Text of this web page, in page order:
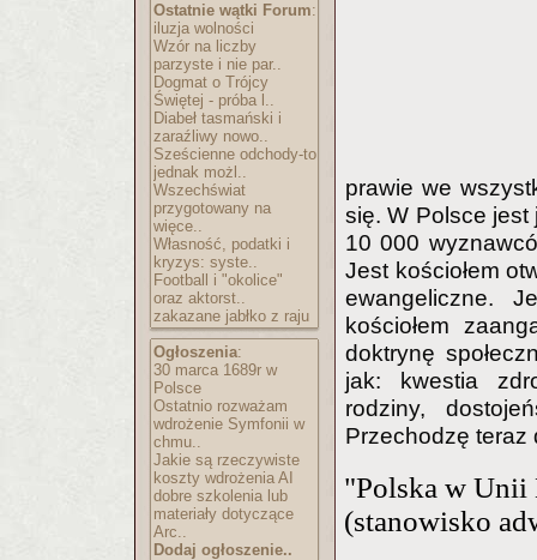
Ostatnie wątki Forum:
iluzja wolności
Wzór na liczby
parzyste i nie par..
Dogmat o Trójcy
Świętej - próba l..
Diabeł tasmański i
zaraźliwy nowo..
Sześcienne odchody-to
jednak możl..
Wszechświat
przygotowany na
więce..
Własność, podatki i
kryzys: syste..
Football i "okolice"
oraz aktorst..
zakazane jabłko z raju
Ogłoszenia:
30 marca 1689r w
Polsce
Ostatnio rozważam
wdrożenie Symfonii w
chmu..
Jakie są rzeczywiste
koszty wdrożenia AI
dobre szkolenia lub
materiały dotyczące
Arc..
Dodaj ogłoszenie..
prawie we
się. W Polsce jest
10 000
Jest kościołem
ewangeliczne.
kościołem
doktrynę
jak: kwestia
rodziny,
Przechodzę teraz
"Polska w Unii
(stanowisko